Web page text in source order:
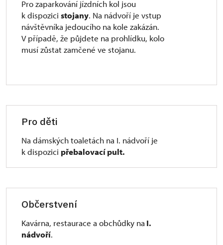
Pro zaparkování jízdních kol jsou
k dispozici stojany. Na nádvoří je vstup
návštěvníka jedoucího na kole zakázán.
V případě, že půjdete na prohlídku, kolo
musí zůstat zamčené ve stojanu.
Pro děti
Na dámských toaletách na I. nádvoří je
k dispozici přebalovací pult.
Občerstvení
Kavárna, restaurace a obchůdky na I.
nádvoří.